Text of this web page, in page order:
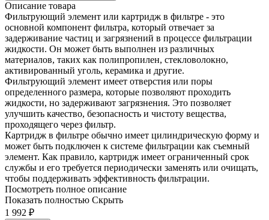
Описание товара
Фильтрующий элемент или картридж в фильтре - это
основной компонент фильтра, который отвечает за
задерживание частиц и загрязнений в процессе фильтрации
жидкости. Он может быть выполнен из различных
материалов, таких как полипропилен, стекловолокно,
активированный уголь, керамика и другие.
Фильтрующий элемент имеет отверстия или поры
определенного размера, которые позволяют проходить
жидкости, но задерживают загрязнения. Это позволяет
улучшить качество, безопасность и чистоту вещества,
проходящего через фильтр.
Картридж в фильтре обычно имеет цилиндрическую форму и
может быть подключен к системе фильтрации как съемный
элемент. Как правило, картридж имеет ограниченный срок
службы и его требуется периодически заменять или очищать,
чтобы поддерживать эффективность фильтрации.
Посмотреть полное описание
Показать полностью Скрыть
1 992 ₽